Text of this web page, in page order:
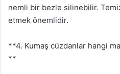
nemli bir bezle silinebilir.
etmek önemlidir.
**4. Kumaş cüzdanlar hangi
**